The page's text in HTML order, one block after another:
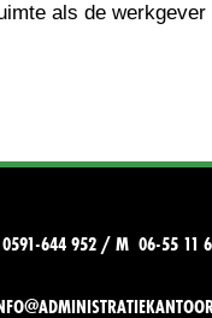
als de
644 952 / M 06-55 11